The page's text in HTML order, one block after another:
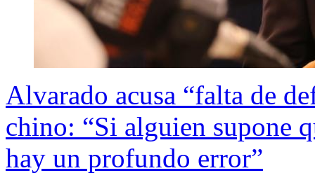
Alvarado acusa “falta de
chino: “Si alguien supone
hay un profundo error”